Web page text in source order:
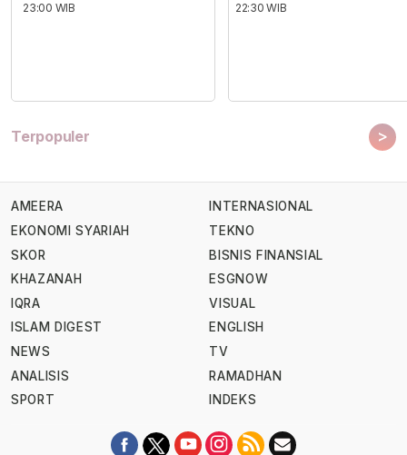
23:00 WIB
22:30 WIB
Terpopuler >
AMEERA
EKONOMI SYARIAH
SKOR
KHAZANAH
IQRA
ISLAM DIGEST
NEWS
ANALISIS
SPORT
INTERNASIONAL
TEKNO
BISNIS FINANSIAL
ESGNOW
VISUAL
ENGLISH
TV
RAMADHAN
INDEKS